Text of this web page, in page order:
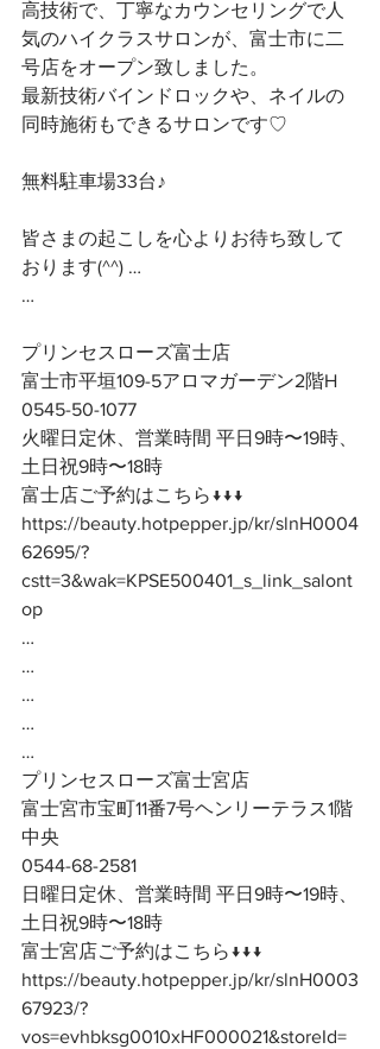
高技術で、丁寧なカウンセリングで人
気のハイクラスサロンが、富士市に二
号店をオープン致しました。
最新技術バインドロックや、ネイルの
同時施術もできるサロンです♡
無料駐車場33台♪
皆さまの起こしを心よりお待ち致して
おります(^^) …
…
プリンセスローズ富士店
富士市平垣109-5アロマガーデン2階H
0545-50-1077
火曜日定休、営業時間 平日9時〜19時、
土日祝9時〜18時
富士店ご予約はこちら↓↓↓
https://beauty.hotpepper.jp/kr/slnH0004
62695/?
cstt=3&wak=KPSE500401_s_link_salont
op
…
…
…
…
…
プリンセスローズ富士宮店
富士宮市宝町11番7号ヘンリーテラス1階
中央
0544-68-2581
日曜日定休、営業時間 平日9時〜19時、
土日祝9時〜18時
富士宮店ご予約はこちら↓↓↓
https://beauty.hotpepper.jp/kr/slnH0003
67923/?
vos=evhbksg0010xHF000021&storeId=